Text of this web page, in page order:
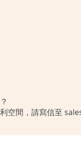
空間，請寫信至